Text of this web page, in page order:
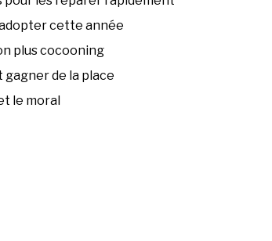
cette année
plus cocooning
de la place
le moral